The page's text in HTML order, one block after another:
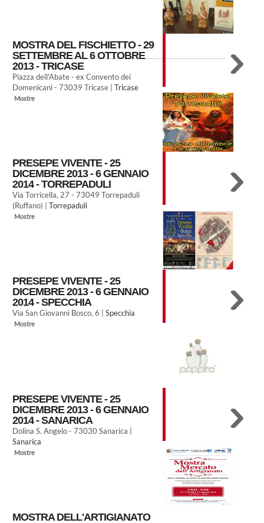
MOSTRA DEL FISCHIETTO - 29
SETTEMBRE AL 6 OTTOBRE
2013 - TRICASE
Piazza dell'Abate - ex Convento dei
Domenicani - 73039 Tricase | Tricase
Mostre
PRESEPE VIVENTE - 25
DICEMBRE 2013 - 6 GENNAIO
2014 - TORREPADULI
Via Torricella, 27 - 73049 Torrepaduli
(Ruffano) | Torrepaduli
Mostre
PRESEPE VIVENTE - 25
DICEMBRE 2013 - 6 GENNAIO
2014 - SPECCHIA
Via San Giovanni Bosco, 6 | Specchia
Mostre
PRESEPE VIVENTE - 25
DICEMBRE 2013 - 6 GENNAIO
2014 - SANARICA
Dolina S. Angelo - 73030 Sanarica |
Sanarica
Mostre
MOSTRA DELL'ARTIGIANATO